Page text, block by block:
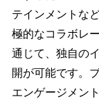
テインメントな
極的なコラボレ
通じて、独自の
開が可能です。
エンゲージメン